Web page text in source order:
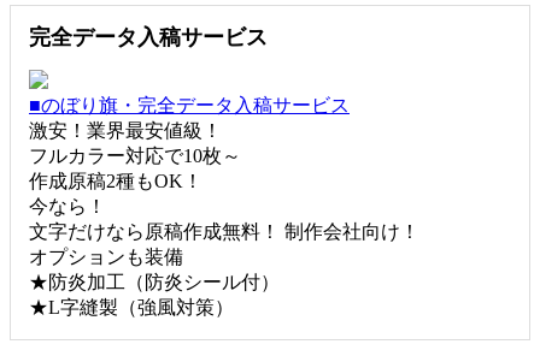
リ
ー
完全データ入稿サービス
■のぼり旗・完全データ入稿サービス
激安！業界最安値級！
フルカラー対応で10枚～
作成原稿2種もOK！
今なら！
文字だけなら原稿作成無料！ 制作会社向け！
オプションも装備
★防炎加工（防炎シール付）
★L字縫製（強風対策）